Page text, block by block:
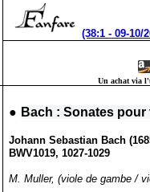
(38:1 - 09-10/
Un achat via
● Bach : Sonates
Johann Sebastian Bach
BWV1019, 1027-1029
M. Muller, (viole de gambe /